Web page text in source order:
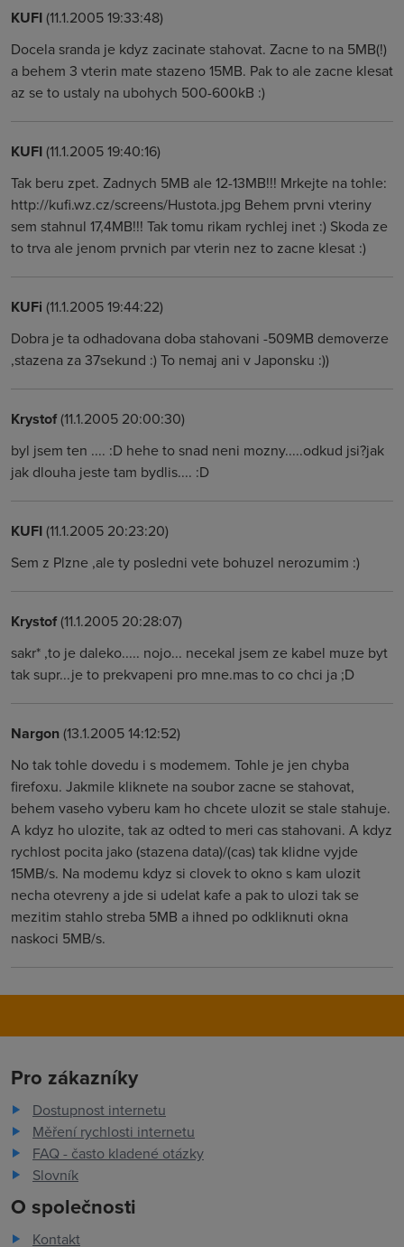
KUFI(11.1.2005 19:33:48)
Docela sranda je kdyz zacinate stahovat. Zacne to na 5MB(!)
a behem 3 vterin mate stazeno 15MB. Pak to ale zacne klesat
az se to ustaly na ubohych 500-600kB :)
KUFI(11.1.2005 19:40:16)
Tak beru zpet. Zadnych 5MB ale 12-13MB!!! Mrkejte na tohle:
http://kufi.wz.cz/screens/Hustota.jpg Behem prvni vteriny
sem stahnul 17,4MB!!! Tak tomu rikam rychlej inet :) Skoda ze
to trva ale jenom prvnich par vterin nez to zacne klesat :)
KUFi (11.1.2005 19:44:22)
Dobra je ta odhadovana doba stahovani -509MB demoverze
,stazena za 37sekund :) To nemaj ani v Japonsku :))
Krystof(11.1.2005 20:00:30)
byl jsem ten .... :D hehe to snad neni mozny.....odkud jsi?jak
jak dlouha jeste tam bydlis.... :D
KUFI(11.1.2005 20:23:20)
Sem z Plzne ,ale ty posledni vete bohuzel nerozumim :)
Krystof(11.1.2005 20:28:07)
sakr* ,to je daleko..... nojo... necekal jsem ze kabel muze byt
tak supr...je to prekvapeni pro mne.mas to co chci ja ;D
Nargon(13.1.2005 14:12:52)
No tak tohle dovedu i s modemem. Tohle je jen chyba
firefoxu. Jakmile kliknete na soubor zacne se stahovat,
behem vaseho vyberu kam ho chcete ulozit se stale stahuje.
A kdyz ho ulozite, tak az odted to meri cas stahovani. A kdyz
rychlost pocita jako (stazena data)/(cas) tak klidne vyjde
15MB/s. Na modemu kdyz si clovek to okno s kam ulozit
necha otevreny a jde si udelat kafe a pak to ulozi tak se
mezitim stahlo streba 5MB a ihned po odkliknuti okna
naskoci 5MB/s.
Pro zákazníky
Dostupnost internetu
Měření rychlosti internetu
FAQ - často kladené otázky
Slovník
O společnosti
Kontakt